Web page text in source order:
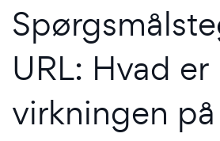
URL: Hvad er
virkningen på